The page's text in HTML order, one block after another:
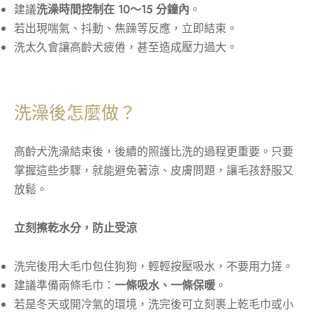
建議洗澡時間控制在 10～15 分鐘內 。
若出現喘氣、抖動、焦躁等反應，立即結束。
洗太久會讓高齡犬疲倦，甚至造成壓力過大。
洗澡後怎麼做？
高齡犬洗澡結束後，後續的照護比洗的過程更重要。只要
掌握這些步驟，就能避免著涼、皮膚問題，讓毛孩舒服又
放鬆。
立刻擦乾水分，防止受涼
洗完後用大毛巾包住狗狗，輕輕按壓吸水，不要用力搓。
建議準備兩條毛巾： 一條吸水、一條保暖 。
若是冬天或開冷氣的環境，洗完後可立刻裹上乾毛巾或小